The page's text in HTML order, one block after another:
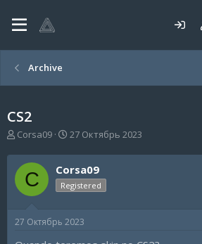
Archive
CS2
А
т
о
р
м
Corsa09
Д
т
а
н
а
27 Октябрь 2023
C Corsa09
Registered
27 Октябрь 2023